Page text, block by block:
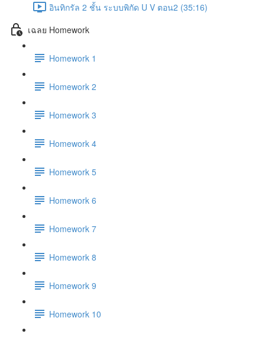
อินทิกรัล 2 ชั้น ระบบพิกัด U V ตอน2 (35:16)
เฉลย Homework
Homework 1
Homework 2
Homework 3
Homework 4
Homework 5
Homework 6
Homework 7
Homework 8
Homework 9
Homework 10